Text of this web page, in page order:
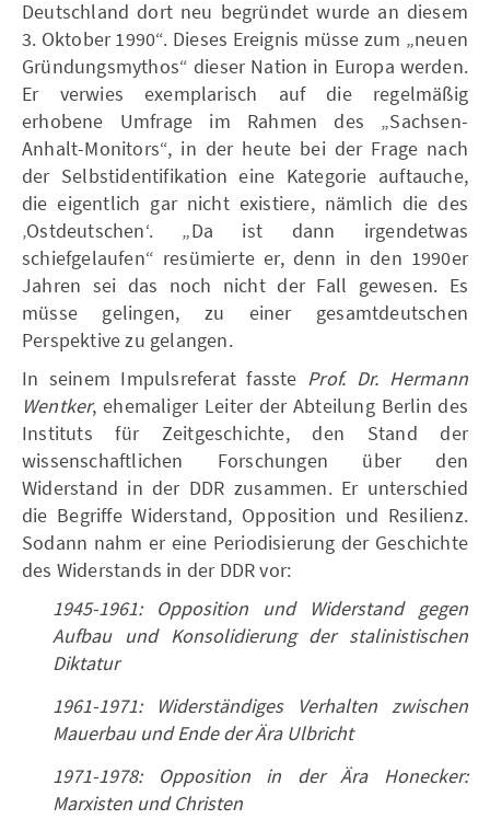
Deutschland dort neu begründet wurde an diesem
3. Oktober 1990“. Dieses Ereignis müsse zum „neuen
Gründungsmythos“ dieser Nation in Europa werden.
Er verwies exemplarisch auf die regelmäßig
erhobene Umfrage im Rahmen des „Sachsen-
Anhalt-Monitors“, in der heute bei der Frage nach
der Selbstidentifikation eine Kategorie auftauche,
die eigentlich gar nicht existiere, nämlich die des
‚Ostdeutschen‘. „Da ist dann irgendetwas
schiefgelaufen“ resümierte er, denn in den 1990er
Jahren sei das noch nicht der Fall gewesen. Es
müsse gelingen, zu einer gesamtdeutschen
Perspektive zu gelangen.
In seinem Impulsreferat fasste Prof. Dr. Hermann
Wentker, ehemaliger Leiter der Abteilung Berlin des
Instituts für Zeitgeschichte, den Stand der
wissenschaftlichen Forschungen über den
Widerstand in der DDR zusammen. Er unterschied
die Begriffe Widerstand, Opposition und Resilienz.
Sodann nahm er eine Periodisierung der Geschichte
des Widerstands in der DDR vor:
1945-1961: Opposition und Widerstand gegen
Aufbau und Konsolidierung der stalinistischen
Diktatur
1961-1971: Widerständiges Verhalten zwischen
Mauerbau und Ende der Ära Ulbricht
1971-1978: Opposition in der Ära Honecker:
Marxisten und Christen